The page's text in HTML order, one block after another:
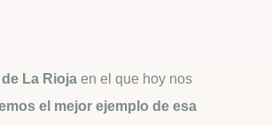
La Rioja en el que hoy nos
el mejor ejemplo de esa